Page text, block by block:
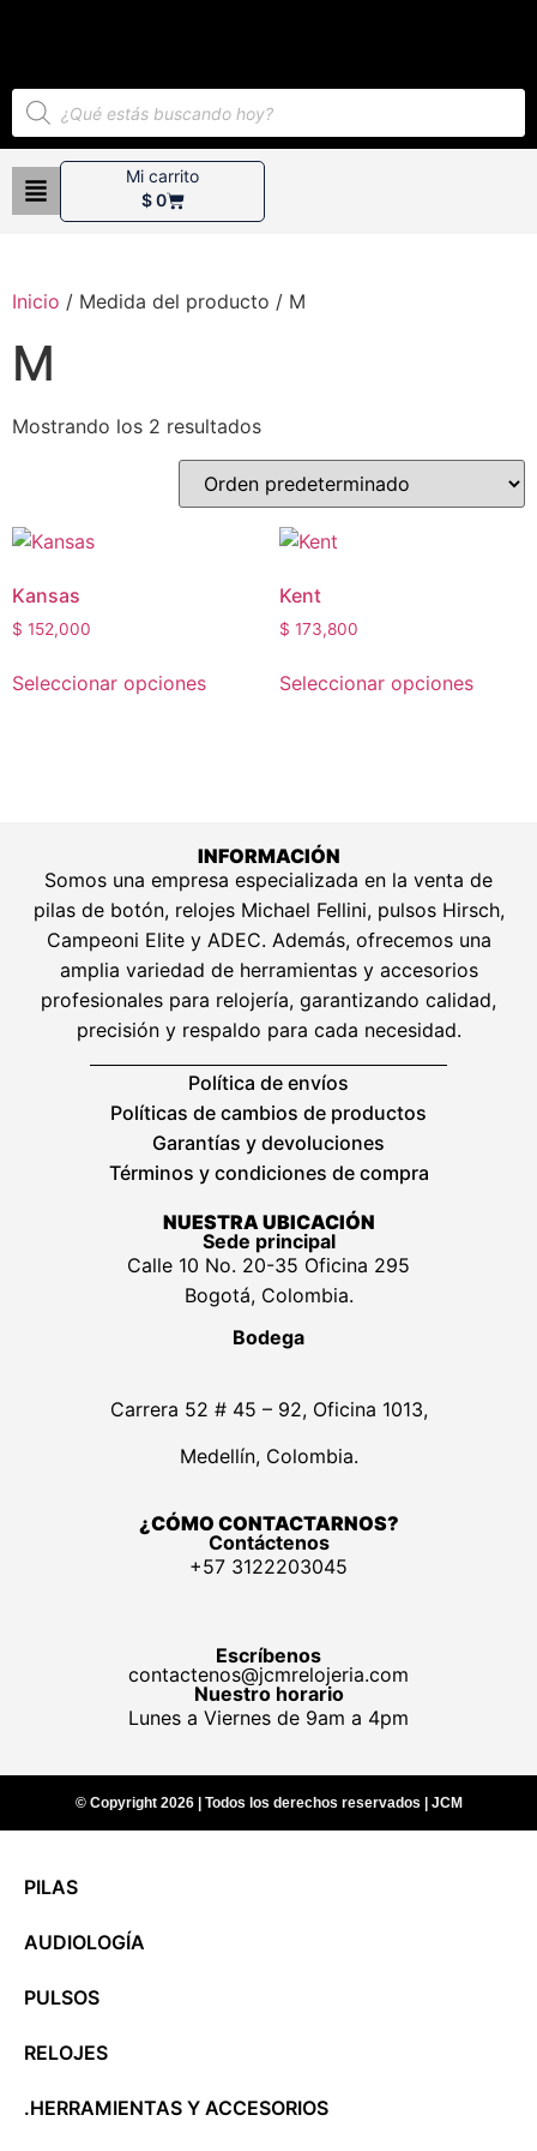
Mi carrito
$0
Inicio / Medida del producto / M
M
Mostrando los 2 resultados
Kansas
$ 152,000
Seleccionar opciones
Kent
$ 173,800
Seleccionar opciones
INFORMACIÓN
Somos una empresa especializada en la venta de
pilas de botón, relojes Michael Fellini, pulsos Hirsch,
Campeoni Elite y ADEC. Además, ofrecemos una
amplia variedad de herramientas y accesorios
profesionales para relojería, garantizando calidad,
precisión y respaldo para cada necesidad.
Política de envíos
Políticas de cambios de productos
Garantías y devoluciones
Términos y condiciones de compra
NUESTRA UBICACIÓN
Sede principal
Calle 10 No. 20-35 Oficina 295
Bogotá, Colombia.
Bodega
Carrera 52 # 45 – 92, Oficina 1013,
Medellín, Colombia.
¿CÓMO CONTACTARNOS?
Contáctenos
+57 3122203045
Escríbenos
contactenos@jcmrelojeria.com
Nuestro horario
Lunes a Viernes de 9am a 4pm
© Copyright 2026 | Todos los derechos reservados | JCM
PILAS
AUDIOLOGÍA
PULSOS
RELOJES
.HERRAMIENTAS Y ACCESORIOS